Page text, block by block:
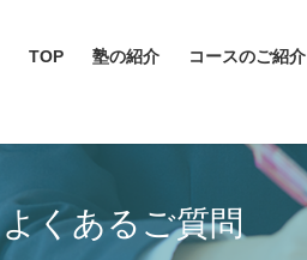
TOP 塾の紹介 コースのご紹介
よくあるご質問